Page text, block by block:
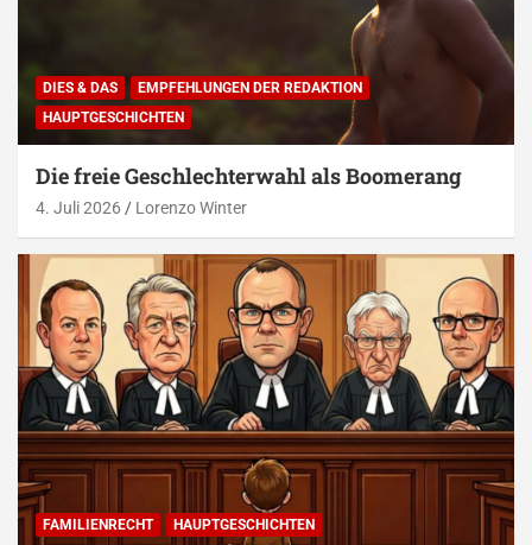
DIES & DAS
EMPFEHLUNGEN DER REDAKTION
HAUPTGESCHICHTEN
Die freie Geschlechterwahl als Boomerang
4. Juli 2026 Lorenzo Winter
FAMILIENRECHT HAUPTGESCHICHTEN